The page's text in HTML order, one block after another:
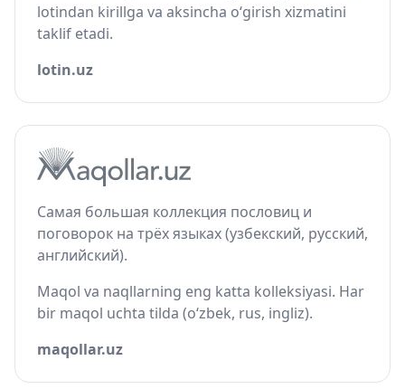
lotindan kirillga va aksincha o‘girish xizmatini
taklif etadi.
lotin.uz
Самая большая коллекция пословиц и
поговорок на трёх языках (узбекский, русский,
английский).
Maqol va naqllarning eng katta kolleksiyasi. Har
bir maqol uchta tilda (o‘zbek, rus, ingliz).
maqollar.uz